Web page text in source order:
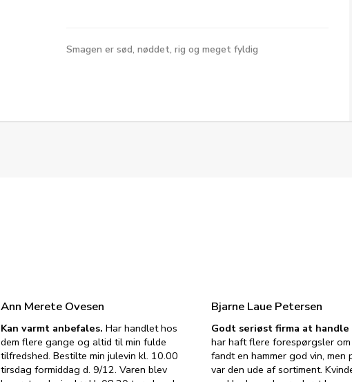
Smagen er sød, nøddet, rig og meget fyldig
Ann Merete Ovesen
Kan varmt anbefales. Har handlet hos
dem flere gange og altid til min fulde
tilfredshed. Bestilte min julevin kl. 10.00
tirsdag formiddag d. 9/12. Varen blev
Bjarne Laue Petersen
Godt seriøst firma at handle
har haft flere forespørgsler om
fandt en hammer god vin, men
var den ude af sortiment.